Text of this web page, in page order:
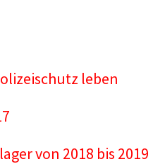
leben
von 2018 bis 2019